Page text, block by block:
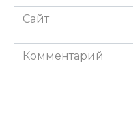
Сайт
Комментарий